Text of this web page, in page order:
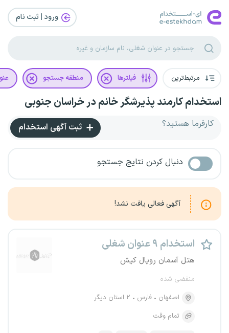
ورود | ثبت‌ نام
مرتبط‌ترین فیلترها منطقه جستجو
استخدام کارمند پذیرشگر خانم در خراسان جنوبی
کارفرما هستید؟ ثبت آگهی استخدام
دنبال کردن نتایج جستجو
آگهی فعالی یافت نشد!
استخدام ۹ عنوان شغلی
هتل آسمان رویال کیش
منقضی شده
اصفهان
فارس
۲ استان دیگر
تمام وقت